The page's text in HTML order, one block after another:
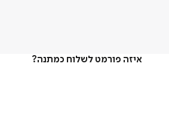
איזה פורמט לשלוח כמתנה?